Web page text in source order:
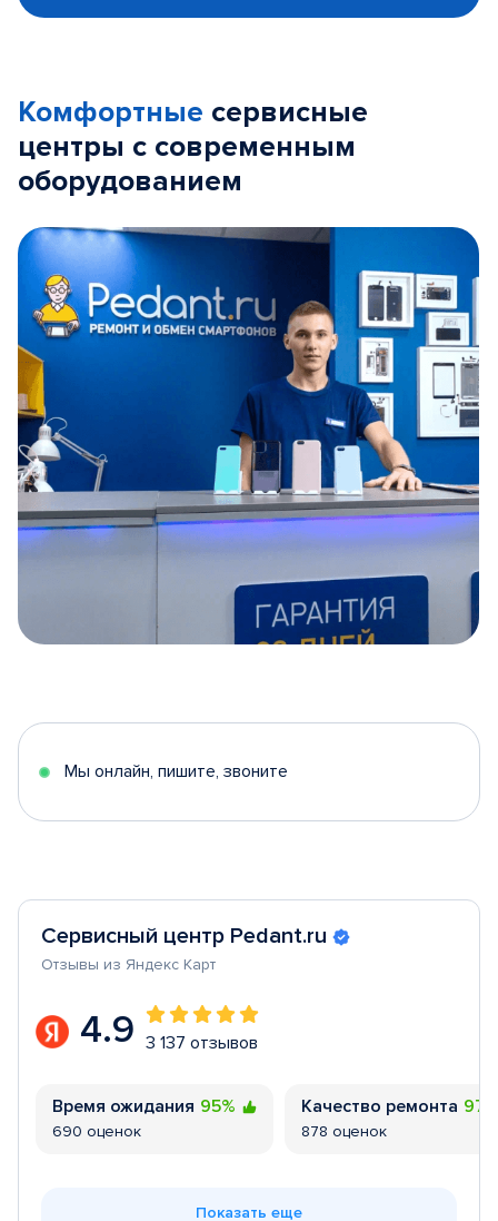
Комфортные сервисные
центры с современным
оборудованием
5
Мы онлайн, пишите, звоните
Сервисный центр Pedant.ru
Отзывы из Яндекс Карт
4.9 3 137 отзывов
Время ожидания 95%
690 оценок
Качество ремонта
878 оценок
Показать еще